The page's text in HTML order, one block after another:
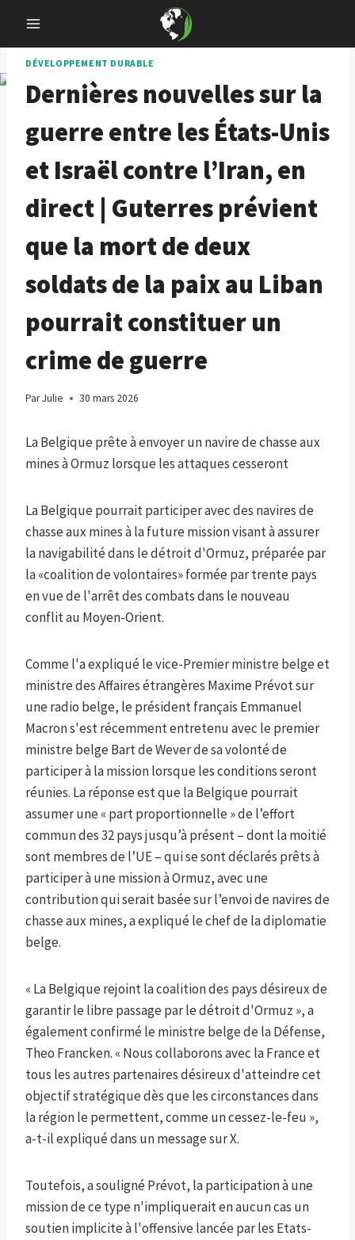
content
DÉVELOPPEMENT DURABLE
Dernières nouvelles sur la
guerre entre les États-Unis
et Israël contre l’Iran, en
direct | Guterres prévient
que la mort de deux
soldats de la paix au Liban
pourrait constituer un
crime de guerre
ParJulie 30 mars 2026
La Belgique prête à envoyer un navire de chasse aux
mines à Ormuz lorsque les attaques cesseront
La Belgique pourrait participer avec des navires de
chasse aux mines à la future mission visant à assurer
la navigabilité dans le détroit d'Ormuz, préparée par
la «coalition de volontaires» formée par trente pays
en vue de l'arrêt des combats dans le nouveau
conflit au Moyen-Orient.
Comme l'a expliqué le vice-Premier ministre belge et
ministre des Affaires étrangères Maxime Prévot sur
une radio belge, le président français Emmanuel
Macron s'est récemment entretenu avec le premier
ministre belge Bart de Wever de sa volonté de
participer à la mission lorsque les conditions seront
réunies. La réponse est que la Belgique pourrait
assumer une « part proportionnelle » de l’effort
commun des 32 pays jusqu’à présent – ​​dont la moitié
sont membres de l’UE – qui se sont déclarés prêts à
participer à une mission à Ormuz, avec une
contribution qui serait basée sur l’envoi de navires de
chasse aux mines, a expliqué le chef de la diplomatie
belge.
« La Belgique rejoint la coalition des pays désireux de
garantir le libre passage par le détroit d'Ormuz », a
également confirmé le ministre belge de la Défense,
Theo Francken. « Nous collaborons avec la France et
tous les autres partenaires désireux d'atteindre cet
objectif stratégique dès que les circonstances dans
la région le permettent, comme un cessez-le-feu »,
a-t-il expliqué dans un message sur X.
Toutefois, a souligné Prévot, la participation à une
mission de ce type n'impliquerait en aucun cas un
soutien implicite à l'offensive lancée par les Etats-